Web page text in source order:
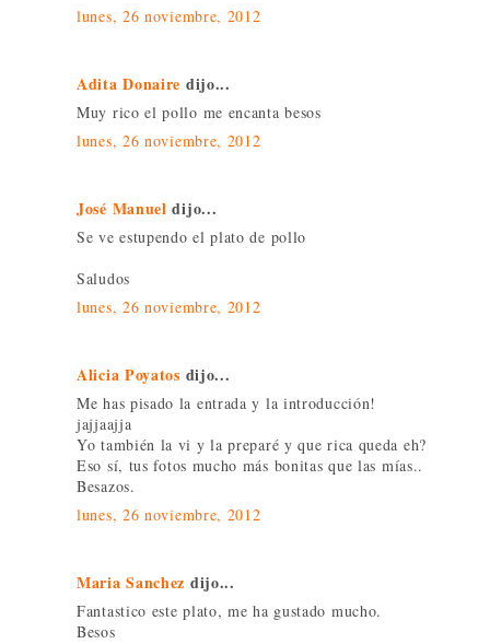
lunes, 26 noviembre, 2012
Adita Donaire dijo...
Muy rico el pollo me encanta besos
lunes, 26 noviembre, 2012
José Manuel dijo...
Se ve estupendo el plato de pollo
Saludos
lunes, 26 noviembre, 2012
Alicia Poyatos dijo...
Me has pisado la entrada y la introducción!
jajjaajja
Yo también la vi y la preparé y que rica queda eh?
Eso sí, tus fotos mucho más bonitas que las mías..
Besazos.
lunes, 26 noviembre, 2012
Maria Sanchez dijo...
Fantastico este plato, me ha gustado mucho.
Besos